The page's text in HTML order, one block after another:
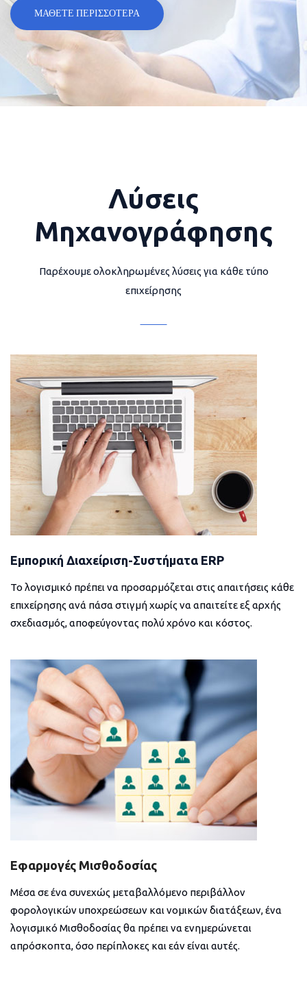
ΜΑΘΕΤΕ ΠΕΡΙΣΣΟΤΕΡΑ
Λύσεις
Μηχανογράφησης
Παρέχουμε ολοκληρωμένες λύσεις για κάθε τύπο
επιχείρησης
Εμπορική Διαχείριση-Συστήματα ERP
Το λογισμικό πρέπει να προσαρμόζεται στις απαιτήσεις κάθε
επιχείρησης ανά πάσα στιγμή χωρίς να απαιτείτε εξ αρχής
σχεδιασμός, αποφεύγοντας πολύ χρόνο και κόστος.
Εφαρμογές Μισθοδοσίας
Μέσα σε ένα συνεχώς μεταβαλλόμενο περιβάλλον
φορολογικών υποχρεώσεων και νομικών διατάξεων, ένα
λογισμικό Μισθοδοσίας θα πρέπει να ενημερώνεται
απρόσκοπτα, όσο περίπλοκες και εάν είναι αυτές.